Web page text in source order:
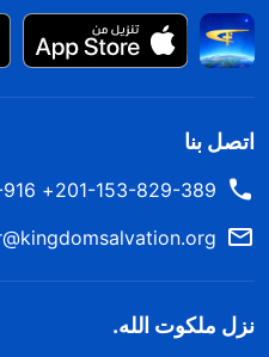
اتصل بنا
201-153-829-389+ 213-551-750-916+
نزل ملكوت الله.